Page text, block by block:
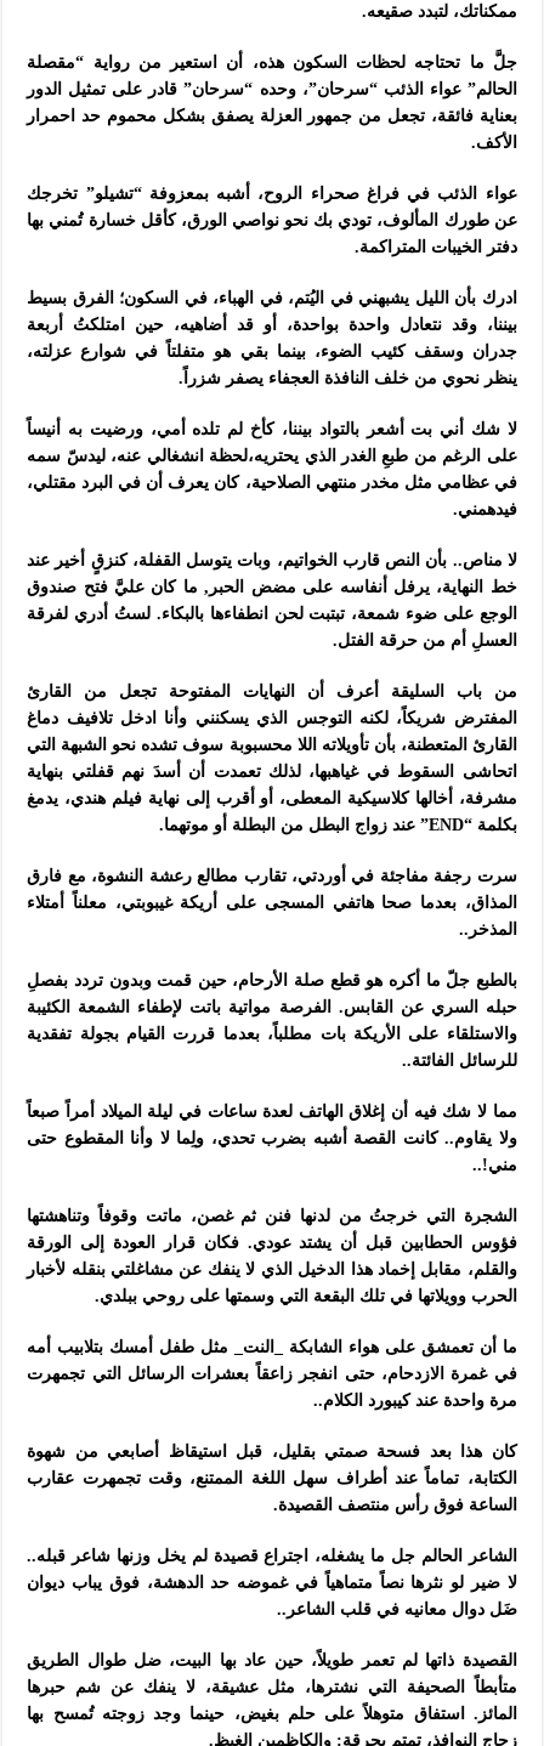
ممكناتك، لتبدد صقيعه.
جلَّ ما تحتاجه لحظات السكون هذه، أن استعير من رواية “مقصلة
الحالم” عواء الذئب “سرحان”، وحده “سرحان” قادر على تمثيل الدور
بعناية فائقة، تجعل من جمهور العزلة يصفق بشكل محموم حد احمرار
الأكف.
عواء الذئب في فراغ صحراء الروح، أشبه بمعزوفة “تشيلو” تخرجك
عن طورك المألوف، تودي بك نحو نواصي الورق، كأقل خسارة تُمني بها
دفتر الخيبات المتراكمة.
ادرك بأن الليل يشبهني في اليُتم، في الهباء، في السكون؛ الفرق بسيط
بيننا، وقد نتعادل واحدة بواحدة، أو قد أضاهيه، حين امتلكتُ أربعة
جدران وسقف كئيب الضوء، بينما بقي هو متفلتاً في شوارع عزلته،
ينظر نحوي من خلف النافذة العجفاء يصفر شزراً.
لا شك أني بت أشعر بالتواد بيننا، كأخ لم تلده أمي، ورضيت به أنيساً
على الرغم من طبعِ الغدر الذي يحتريه،لحظة انشغالي عنه، ليدسّ سمه
في عظامي مثل مخدر منتهي الصلاحية، كان يعرف أن في البرد مقتلي،
فيدهمني.
لا مناص.. بأن النص قارب الخواتيم، وبات يتوسل القفلة، كنزقٍ أخير عند
خط النهاية، يرفل أنفاسه على مضض الحبر, ما كان عليَّ فتح صندوق
الوجع على ضوء شمعة، تبتبت لحن انطفاءها بالبكاء. لستُ أدري لفرقة
العسلِ أم من حرقة الفتل.
من باب السليقة أعرف أن النهايات المفتوحة تجعل من القارئ
المفترض شريكاً، لكنه التوجس الذي يسكنني وأنا ادخل تلافيف دماغ
القارئ المتعطنة، بأن تأويلاته اللا محسبوبة سوف تشده نحو الشبهة التي
اتحاشى السقوط في غياهبها، لذلك تعمدت أن أسدَ نهم قفلتي بنهاية
مشرفة، أخالها كلاسيكية المعطى، أو أقرب إلى نهاية فيلم هندي، يدمغ
بكلمة “END” عند زواج البطل من البطلة أو موتهما.
سرت رجفة مفاجئة في أوردتي، تقارب مطالع رعشة النشوة، مع فارق
المذاق، بعدما صحا هاتفي المسجى على أريكة غيبوبتي، معلناً أمتلاء
المذخر..
بالطبع جلّ ما أكره هو قطع صلة الأرحام، حين قمت وبدون تردد بفصلِ
حبله السري عن القابس. الفرصة مواتية باتت لإطفاء الشمعة الكئيبة
والاستلقاء على الأريكة بات مطلباً، بعدما قررت القيام بجولة تفقدية
للرسائل الفائتة..
مما لا شك فيه أن إغلاق الهاتف لعدة ساعات في ليلة الميلاد أمراً صبعاً
ولا يقاوم.. كانت القصة أشبه بضرب تحدي، ولِما لا وأنا المقطوع حتى
مني!..
الشجرة التي خرجتُ من لدنها فنن ثم غصن، ماتت وقوفاً وتناهشتها
فؤوس الحطابين قبل أن يشتد عودي. فكان قرار العودة إلى الورقة
والقلم، مقابل إخماد هذا الدخيل الذي لا ينفك عن مشاغلتي بنقله لأخبار
الحرب وويلاتها في تلك البقعة التي وسمتها على روحي ببلدي.
ما أن تعمشق على هواء الشابكة _النت_ مثل طفل أمسك بتلابيب أمه
في غمرة الازدحام، حتى انفجر زاعقاً بعشرات الرسائل التي تجمهرت
مرة واحدة عند كيبورد الكلام..
كان هذا بعد فسحة صمتي بقليل، قبل استيقاظ أصابعي من شهوة
الكتابة، تماماً عند أطراف سهل اللغة الممتنع، وقت تجمهرت عقارب
الساعة فوق رأس منتصف القصيدة.
الشاعر الحالم جل ما يشغله، اجتراع قصيدة لم يخل وزنها شاعر قبله..
لا ضير لو نثرها نصاً متماهياً في غموضه حد الدهشة، فوق يباب ديوان
ضَل دوال معانيه في قلب الشاعر..
القصيدة ذاتها لم تعمر طويلاً، حين عاد بها البيت، ضل طوال الطريق
متأبطاً الصحيفة التي نشترها، مثل عشيقة، لا ينفك عن شم حبرها
المائز. استفاق متوهلاً على حلم بغيض، حينما وجد زوجته تُمسح بها
زجاج النوافذ، تمتم بحرقة: والكاظمين الغيظ.